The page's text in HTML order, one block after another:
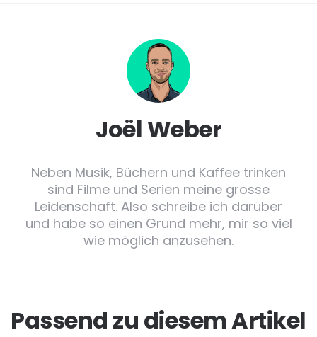
Joël Weber
Neben Musik, Büchern und Kaffee trinken
sind Filme und Serien meine grosse
Leidenschaft. Also schreibe ich darüber
und habe so einen Grund mehr, mir so viel
wie möglich anzusehen.
Passend zu diesem Artikel